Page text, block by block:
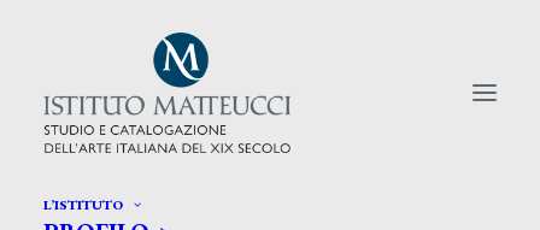
L’ISTITUTO